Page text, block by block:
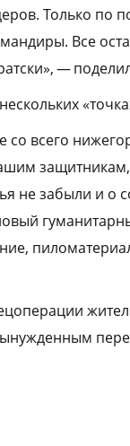
Только по
Все
—
всего
не забыли и о